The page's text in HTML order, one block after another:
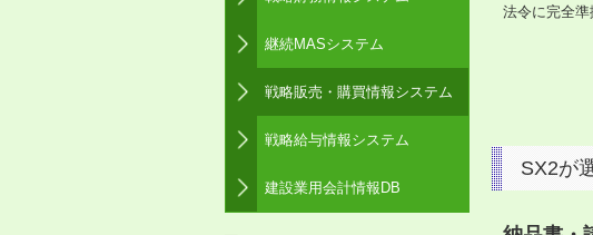
継続MASシステム
戦略販売・購買情報システム
戦略給与情報システム
建設業用会計情報DB
法令に完全準
SX2が